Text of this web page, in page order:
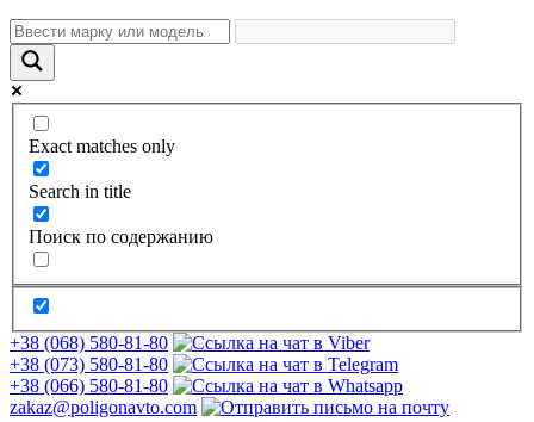
Exact matches only
Search in title
Поиск по содержанию
+38 (068) 580-81-80
+38 (073) 580-81-80
+38 (066) 580-81-80
zakaz@poligonavto.com